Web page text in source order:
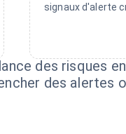
signaux d'alerte
des risques
des alertes